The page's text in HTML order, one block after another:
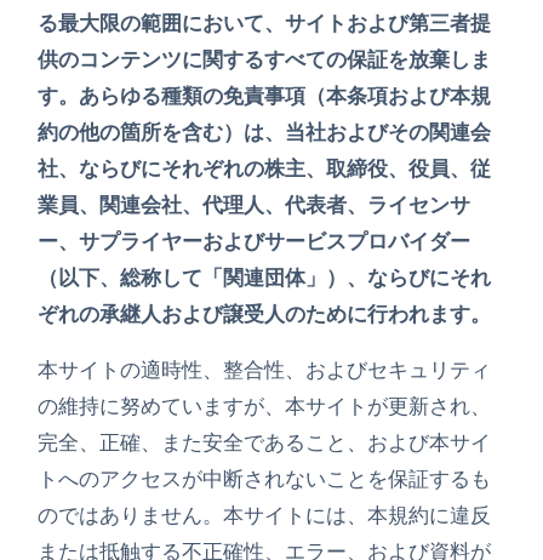
る最大限の範囲において、サイトおよび第三者提
供のコンテンツに関するすべての保証を放棄しま
す。あらゆる種類の免責事項（本条項および本規
約の他の箇所を含む）は、当社およびその関連会
社、ならびにそれぞれの株主、取締役、役員、従
業員、関連会社、代理人、代表者、ライセンサ
ー、サプライヤーおよびサービスプロバイダー
（以下、総称して「関連団体」）、ならびにそれ
ぞれの承継人および譲受人のために行われます。
本サイトの適時性、整合性、およびセキュリティ
の維持に努めていますが、本サイトが更新され、
完全、正確、また安全であること、および本サイ
トへのアクセスが中断されないことを保証するも
のではありません。本サイトには、本規約に違反
または抵触する不正確性、エラー、および資料が